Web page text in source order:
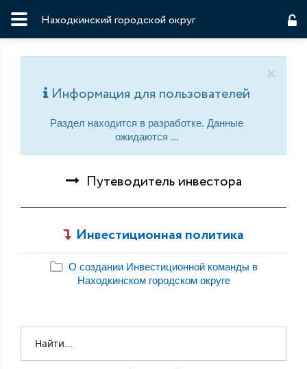
Находкинский городской округ
×
Информация для пользователей
Раздел находится в разработке. Данные
ожидаются ...
Путеводитель инвестора
Инвестиционная политика
О создании Инвестиционной команды в
Находкинском городском округе